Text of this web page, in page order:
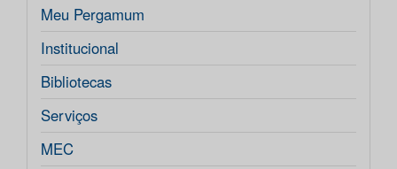
Meu Pergamum
Institucional
Bibliotecas
Serviços
MEC